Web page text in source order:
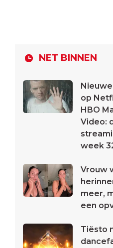
NET BINNEN
op
HBO
Video:
week
Vrouw
meer,
een
Tiësto